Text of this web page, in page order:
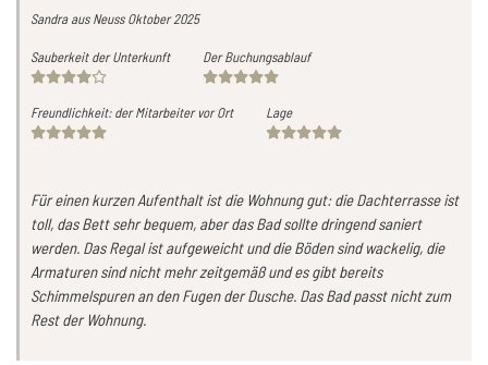
Sandraaus Neuss Oktober 2025
Sauberkeit der Unterkunft Der Buchungsablauf
Freundlichkeit: der Mitarbeiter vor Ort Lage
Für einen kurzen Aufenthalt ist die Wohnung gut: die Dachterrasse ist
toll, das Bett sehr bequem, aber das Bad sollte dringend saniert
werden. Das Regal ist aufgeweicht und die Böden sind wackelig, die
Armaturen sind nicht mehr zeitgemäß und es gibt bereits
Schimmelspuren an den Fugen der Dusche. Das Bad passt nicht zum
Rest der Wohnung.